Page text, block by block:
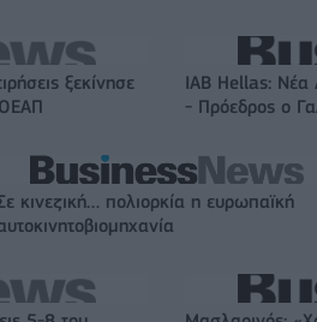
ξεκίνησε
IAB Hellas: Νέα
- Πρόεδρος ο
κινεζική… πολιορκία η ευρωπαϊκή